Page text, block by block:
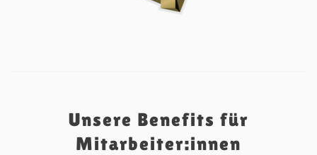
Unsere Benefits für
Mitarbeiter:innen